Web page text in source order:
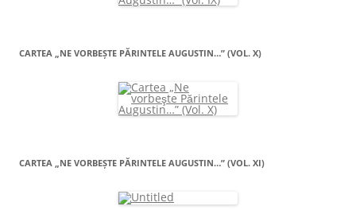
CARTEA „NE VORBEŞTE PĂRINTELE AUGUSTIN…” (VOL. X)
CARTEA „NE VORBEŞTE PĂRINTELE AUGUSTIN…” (VOL. XI)